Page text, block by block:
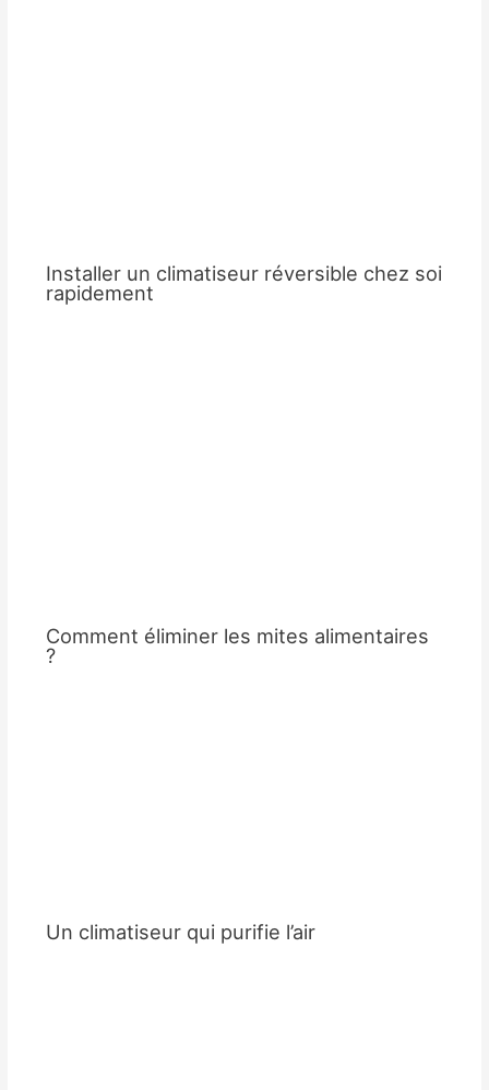
Installer un climatiseur réversible chez soi
rapidement
Comment éliminer les mites alimentaires
?
Un climatiseur qui purifie l’air